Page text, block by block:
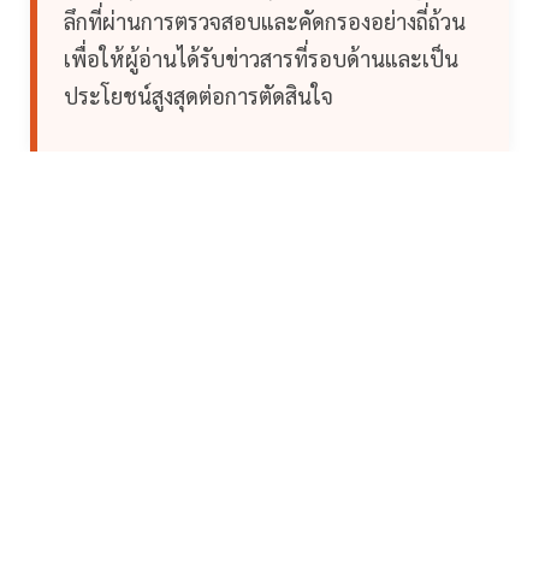
ลึกที่ผ่านการตรวจสอบและคัดกรองอย่างถี่ถ้วน
เพื่อให้ผู้อ่านได้รับข่าวสารที่รอบด้านและเป็น
ประโยชน์สูงสุดต่อการตัดสินใจ